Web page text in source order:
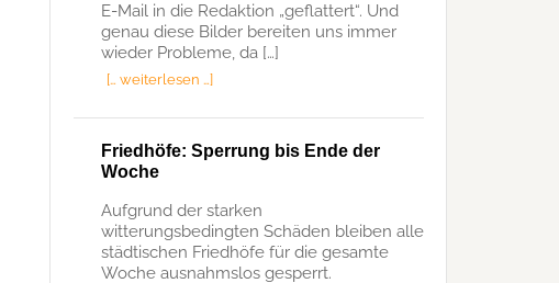
E-Mail in die Redaktion „geflattert“. Und
genau diese Bilder bereiten uns immer
wieder Probleme, da […]
[… weiterlesen …]
Friedhöfe: Sperrung bis Ende der
Woche
Aufgrund der starken
witterungsbedingten Schäden bleiben alle
städtischen Friedhöfe für die gesamte
Woche ausnahmslos gesperrt.